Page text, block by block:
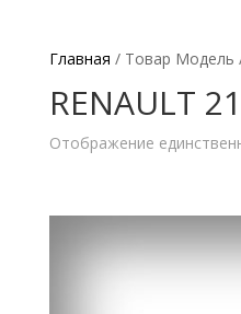
Главная / Товар Модель
RENAULT 21
Отображение